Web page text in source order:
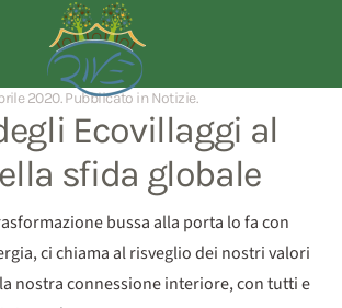
2020. Pubblicato in Notizie.
Ecovillaggi al
sfida globale
bussa alla porta lo fa con
ci chiama al risveglio dei nostri valori
nostra connessione interiore, con tutti e